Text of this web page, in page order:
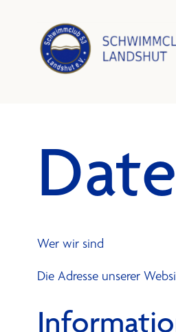
Wer wir sind
Die Adresse unserer